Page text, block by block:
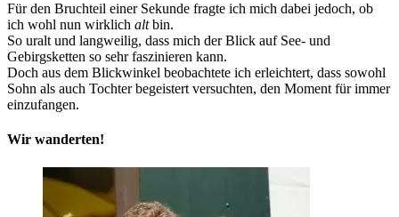
Für den Bruchteil einer Sekunde fragte ich mich dabei jedoch, ob
ich wohl nun wirklich altbin.
So uralt und langweilig, dass mich der Blick auf See- und
Gebirgsketten so sehr faszinieren kann.
Doch aus dem Blickwinkel beobachtete ich erleichtert, dass sowohl
Sohn als auch Tochter begeistert versuchten, den Moment für immer
einzufangen.
Wir wanderten!